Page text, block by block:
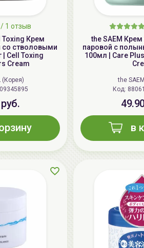
/ 1 отзыв
Toxing Крем
стволовыми
| Cell Toxing
Cream
(Корея)
the SAEM
паровой с
100мл | Care
the
Код:
в